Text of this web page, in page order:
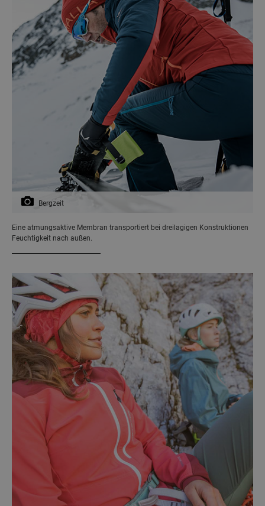
Bergzeit
Eine atmungsaktive Membran transportiert bei dreilagigen Konstruktionen
Feuchtigkeit nach außen.